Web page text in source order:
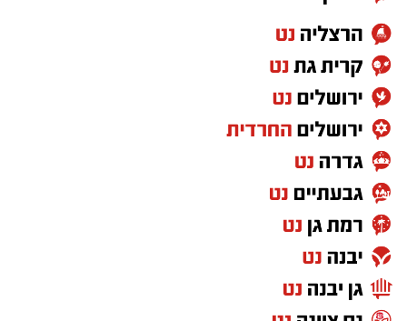
אחרי עונה אחת בחר לחזור לג'ורג'טאון לעונה
פחות טובה ואת קריירת המכללות סיים בפן סטייט
למשחק.
בקיץ 2024 יצא לאירופה וחתם בלבאריו היוונית.
לערב. אשתקד שיחק בשולה הצרפתית, כולל ב-
BCL ורשם 6.4 נקודות ו-5.6 ריבאונדים באירופה.